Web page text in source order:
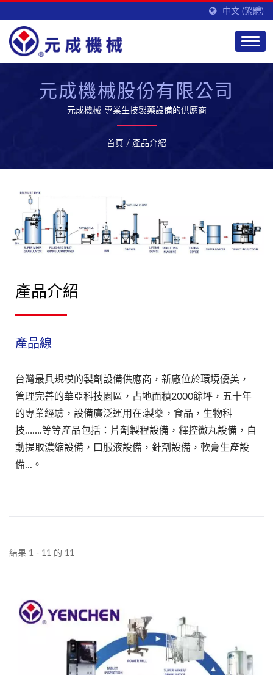
中文 (繁體)
元成機械股份有限公司
元成機械-專業生技製藥設備的供應商
首頁 / 產品介紹
產品介紹
產品線
台灣最具規模的製劑設備供應商，新廠位於環境優美，
管理完善的華亞科技園區，占地面積2000餘坪，五十年
的專業經驗，設備廣泛運用在:製藥，食品，生物科
技…….等等產品包括：片劑製程設備，釋控微丸設備，自
動提取濃縮設備，口服液設備，針劑設備，軟膏生產設
備...。
結果 1 - 11 的 11